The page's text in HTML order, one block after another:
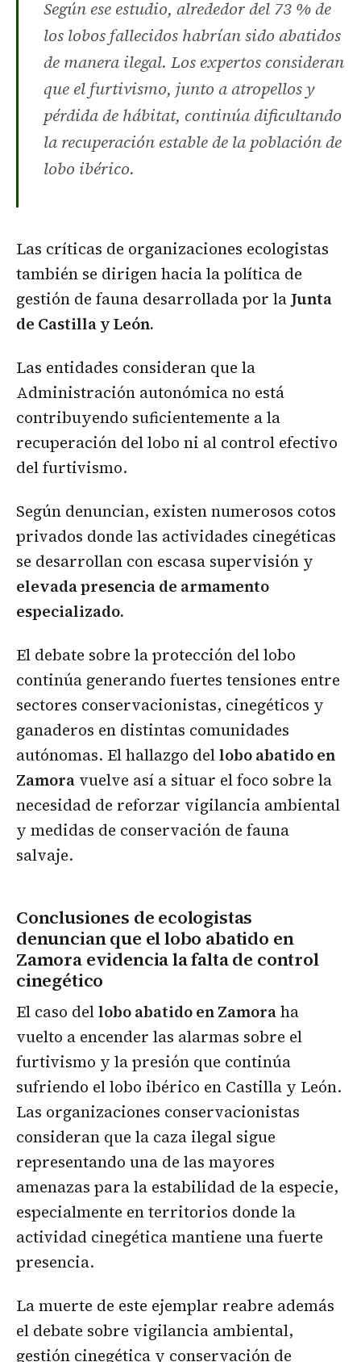
Según ese estudio, alrededor del 73 % de
los lobos fallecidos habrían sido abatidos
de manera ilegal. Los expertos consideran
que el furtivismo, junto a atropellos y
pérdida de hábitat, continúa dificultando
la recuperación estable de la población de
lobo ibérico.
Las críticas de organizaciones ecologistas
también se dirigen hacia la política de
gestión de fauna desarrollada por la Junta
de Castilla y León.
Las entidades consideran que la
Administración autonómica no está
contribuyendo suficientemente a la
recuperación del lobo ni al control efectivo
del furtivismo.
Según denuncian, existen numerosos cotos
privados donde las actividades cinegéticas
se desarrollan con escasa supervisión y
elevada presencia de armamento
especializado.
El debate sobre la protección del lobo
continúa generando fuertes tensiones entre
sectores conservacionistas, cinegéticos y
ganaderos en distintas comunidades
autónomas. El hallazgo dellobo abatido en
Zamora vuelve así a situar el foco sobre la
necesidad de reforzar vigilancia ambiental
y medidas de conservación de fauna
salvaje.
Conclusiones de ecologistas
denuncian que el lobo abatido en
Zamora evidencia la falta de control
cinegético
El caso dellobo abatido en Zamoraha
vuelto a encender las alarmas sobre el
furtivismo y la presión que continúa
sufriendo el lobo ibérico en Castilla y León.
Las organizaciones conservacionistas
consideran que la caza ilegal sigue
representando una de las mayores
amenazas para la estabilidad de la especie,
especialmente en territorios donde la
actividad cinegética mantiene una fuerte
presencia.
La muerte de este ejemplar reabre además
el debate sobre vigilancia ambiental,
gestión cinegética y conservación de